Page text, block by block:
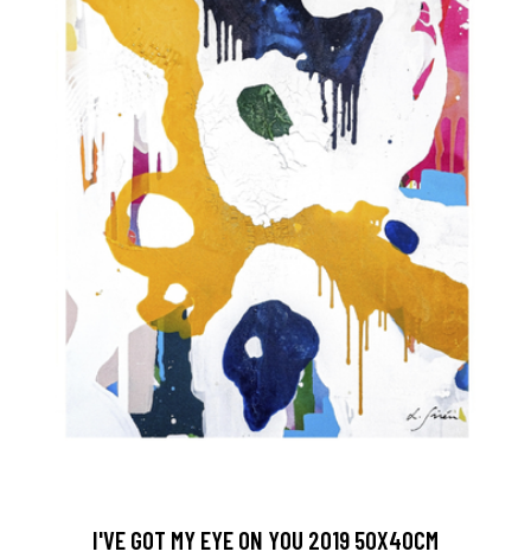
I'VE GOT MY EYE ON YOU 2019 50X40CM